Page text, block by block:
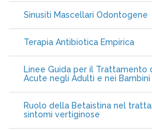
Sinusiti Mascellari Odontogene
Terapia Antibiotica Empirica
Linee Guida per il Trattamento
Acute negli Adulti e nei Bambini
Ruolo della Betaistina nel
sintomi vertiginose